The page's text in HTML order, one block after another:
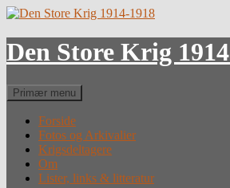
Hop
indhold
Den Store Krig
Søg
Primær menu
Forside
Fotos og Arkivalier
Krigsdeltagere
Om
Lister, links & litteratur